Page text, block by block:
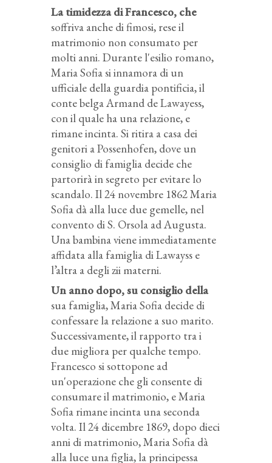
La timidezza di Francesco, che
soffriva anche di fimosi, rese il
matrimonio non consumato per
molti anni. Durante l'esilio romano,
Maria Sofia si innamora di un
ufficiale della guardia pontificia, il
conte belga Armand de Lawayess,
con il quale ha una relazione, e
rimane incinta. Si ritira a casa dei
genitori a Possenhofen, dove un
consiglio di famiglia decide che
partorirà in segreto per evitare lo
scandalo. Il 24 novembre 1862 Maria
Sofia dà alla luce due gemelle, nel
convento di S. Orsola ad Augusta.
Una bambina viene immediatamente
affidata alla famiglia di Lawayss e
l’altra a degli zii materni.
Un anno dopo, su consiglio della
sua famiglia, Maria Sofia decide di
confessare la relazione a suo marito.
Successivamente, il rapporto tra i
due migliora per qualche tempo.
Francesco si sottopone ad
un'operazione che gli consente di
consumare il matrimonio, e Maria
Sofia rimane incinta una seconda
volta. Il 24 dicembre 1869, dopo dieci
anni di matrimonio, Maria Sofia dà
alla luce una figlia, la principessa